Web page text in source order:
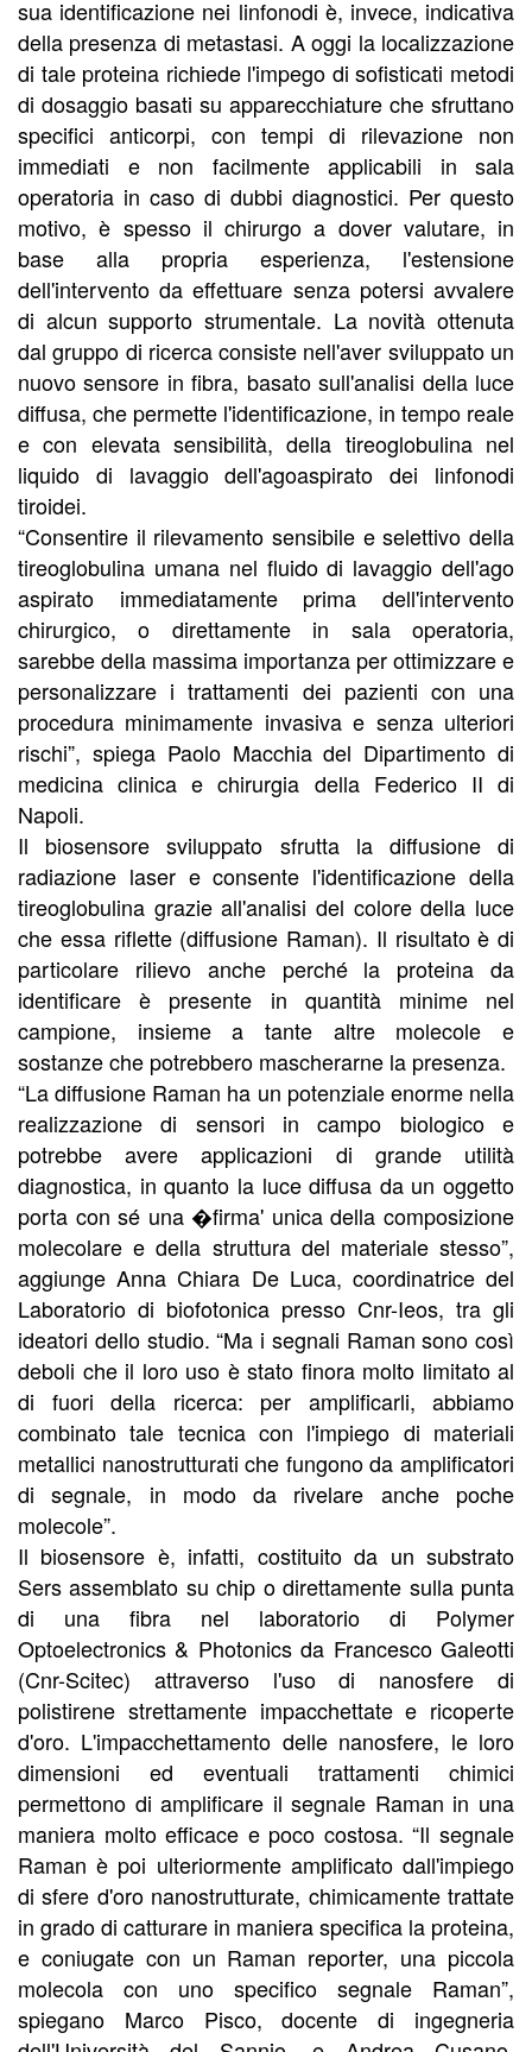
sua identificazione nei linfonodi è, invece, indicativa
della presenza di metastasi. A oggi la localizzazione
di tale proteina richiede l'impego di sofisticati metodi
di dosaggio basati su apparecchiature che sfruttano
specifici anticorpi, con tempi di rilevazione non
immediati e non facilmente applicabili in sala
operatoria in caso di dubbi diagnostici. Per questo
motivo, è spesso il chirurgo a dover valutare, in
base alla propria esperienza, l'estensione
dell'intervento da effettuare senza potersi avvalere
di alcun supporto strumentale. La novità ottenuta
dal gruppo di ricerca consiste nell'aver sviluppato un
nuovo sensore in fibra, basato sull'analisi della luce
diffusa, che permette l'identificazione, in tempo reale
e con elevata sensibilità, della tireoglobulina nel
liquido di lavaggio dell'agoaspirato dei linfonodi
tiroidei.
“Consentire il rilevamento sensibile e selettivo della
tireoglobulina umana nel fluido di lavaggio dell'ago
aspirato immediatamente prima dell'intervento
chirurgico, o direttamente in sala operatoria,
sarebbe della massima importanza per ottimizzare e
personalizzare i trattamenti dei pazienti con una
procedura minimamente invasiva e senza ulteriori
rischi”, spiega Paolo Macchia del Dipartimento di
medicina clinica e chirurgia della Federico II di
Napoli.
Il biosensore sviluppato sfrutta la diffusione di
radiazione laser e consente l'identificazione della
tireoglobulina grazie all'analisi del colore della luce
che essa riflette (diffusione Raman). Il risultato è di
particolare rilievo anche perché la proteina da
identificare è presente in quantità minime nel
campione, insieme a tante altre molecole e
sostanze che potrebbero mascherarne la presenza.
“La diffusione Raman ha un potenziale enorme nella
realizzazione di sensori in campo biologico e
potrebbe avere applicazioni di grande utilità
diagnostica, in quanto la luce diffusa da un oggetto
porta con sé una �firma' unica della composizione
molecolare e della struttura del materiale stesso”,
aggiunge Anna Chiara De Luca, coordinatrice del
Laboratorio di biofotonica presso Cnr-Ieos, tra gli
ideatori dello studio. “Ma i segnali Raman sono così
deboli che il loro uso è stato finora molto limitato al
di fuori della ricerca: per amplificarli, abbiamo
combinato tale tecnica con l'impiego di materiali
metallici nanostrutturati che fungono da amplificatori
di segnale, in modo da rivelare anche poche
molecole”.
Il biosensore è, infatti, costituito da un substrato
Sers assemblato su chip o direttamente sulla punta
di una fibra nel laboratorio di Polymer
Optoelectronics & Photonics da Francesco Galeotti
(Cnr-Scitec) attraverso l'uso di nanosfere di
polistirene strettamente impacchettate e ricoperte
d'oro. L'impacchettamento delle nanosfere, le loro
dimensioni ed eventuali trattamenti chimici
permettono di amplificare il segnale Raman in una
maniera molto efficace e poco costosa. “Il segnale
Raman è poi ulteriormente amplificato dall'impiego
di sfere d'oro nanostrutturate, chimicamente trattate
in grado di catturare in maniera specifica la proteina,
e coniugate con un Raman reporter, una piccola
molecola con uno specifico segnale Raman”,
spiegano Marco Pisco, docente di ingegneria